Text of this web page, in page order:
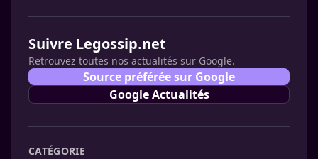
Suivre Legossip.net
Retrouvez toutes nos actualités sur Google.
Source préférée sur Google
Google Actualités
CATÉGORIE